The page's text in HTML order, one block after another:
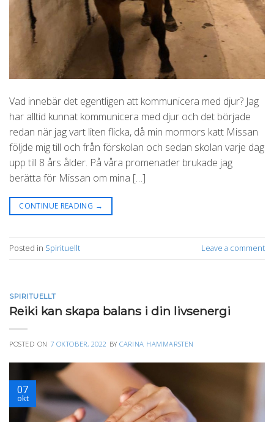
Vad innebär det egentligen att kommunicera med djur? Jag
har alltid kunnat kommunicera med djur och det började
redan när jag vart liten flicka, då min mormors katt Missan
följde mig till och från förskolan och sedan skolan varje dag
upp till 8 års ålder. På våra promenader brukade jag
berätta för Missan om mina […]
CONTINUE READING →
Posted in Spirituellt Leave a comment
SPIRITUELLT
Reiki kan skapa balans i din livsenergi
POSTED ON 7 OKTOBER, 2022 BYCARINA HAMMARSTEN
07
okt